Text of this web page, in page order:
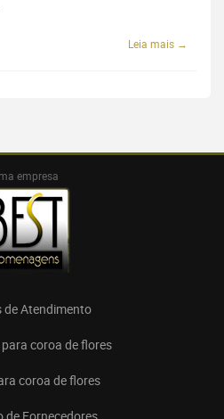
Leia mais →
empresa
de Atendimento
coroa de flores
coroa de flores